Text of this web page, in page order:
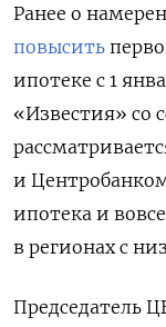
Ранее о
повысить
ипотеке с 1
«Известия» со
и
ипотека и
в регионах с
Председатель